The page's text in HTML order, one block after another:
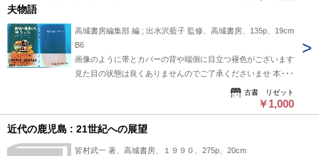
夫物語
高城書房編集部 編 ; 出水沢藍子 監修、高城書房、135p、19cm
B6
画像のように帯とカバーの背や端側に目立つ褪色がございます
見た目の状態は良くありませんのでご了承くださいませ 本文
は問題ないと存じます 【送料 クリックポスト185円～ ※ 郵便
古書 リゼット
￥1,000
近代の鹿児島 : 21世紀への展望
皆村武一 著、高城書房、１９９０、275p、20cm